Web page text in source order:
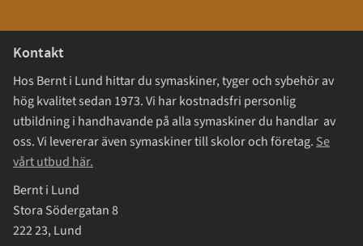
Kontakt
Hos Bernt i Lund hittar du symaskiner, tyger och sybehör av
hög kvalitet sedan 1973. Vi har kostnadsfri personlig
utbildning i handhavande på alla symaskiner du handlar av
oss. Vi levererar även symaskiner till skolor och företag. Se
vårt utbud här.
Bernt i Lund
Stora Södergatan 8
222 23, Lund